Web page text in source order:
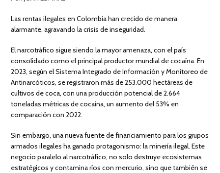
Las rentas ilegales en Colombia han crecido de manera
alarmante, agravando la crisis de inseguridad.
El narcotráfico sigue siendo la mayor amenaza, con el país
consolidado como el principal productor mundial de cocaína. En
2023, según el Sistema Integrado de Información y Monitoreo de
Antinarcóticos, se registraron más de 253.000 hectáreas de
cultivos de coca, con una producción potencial de 2.664
toneladas métricas de cocaína, un aumento del 53% en
comparación con 2022.
Sin embargo, una nueva fuente de financiamiento para los grupos
armados ilegales ha ganado protagonismo: la minería ilegal. Este
negocio paralelo al narcotráfico, no solo destruye ecosistemas
estratégicos y contamina ríos con mercurio, sino que también se